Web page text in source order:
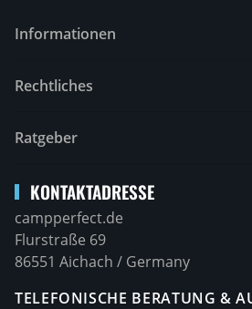
Informationen
Rechtliches
Ratgeber
KONTAKTADRESSE
campperfect.de
Flurstraße 69
86551 Aichach / Germany
TELEFONISCHE BERATUNG &